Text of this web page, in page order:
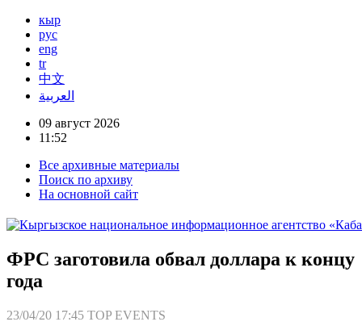
кыр
рус
eng
tr
中文
العربية
09 август 2026
11:52
Все архивные материалы
Поиск по архиву
На основной сайт
ФРС заготовила обвал доллара к концу
года
23/04/20 17:45 TOP EVENTS